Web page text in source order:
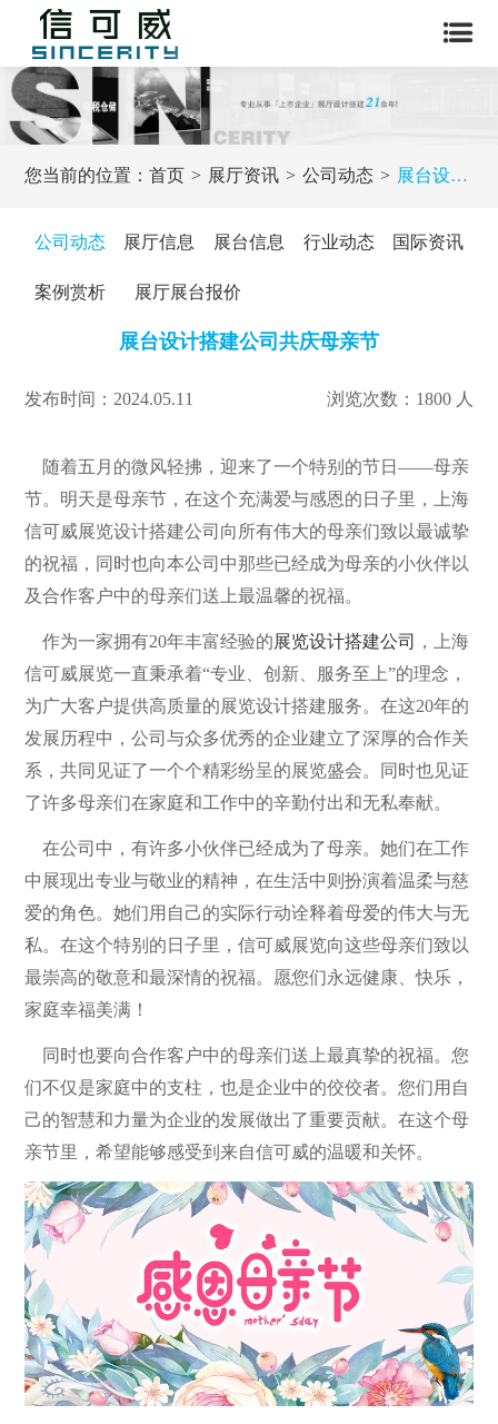
您当前的位置：首页 展厅资讯 公司动态 展台设计搭建公司共庆母亲节
公司动态 展厅信息 展台信息 行业动态 国际资讯
案例赏析 展厅展台报价
展台设计搭建公司共庆母亲节
发布时间：2024.05.11 浏览次数：1800 人
随着五月的微风轻拂，迎来了一个特别的节日——母亲
节。明天是母亲节，在这个充满爱与感恩的日子里，上海
信可威展览设计搭建公司向所有伟大的母亲们致以最诚挚
的祝福，同时也向本公司中那些已经成为母亲的小伙伴以
及合作客户中的母亲们送上最温馨的祝福。
作为一家拥有20年丰富经验的展览设计搭建公司
，上海
信可威展览一直秉承着“专业、创新、服务至上”的理念，
为广大客户提供高质量的展览设计搭建服务。在这20年的
发展历程中，公司与众多优秀的企业建立了深厚的合作关
系，共同见证了一个个精彩纷呈的展览盛会。同时也见证
了许多母亲们在家庭和工作中的辛勤付出和无私奉献。
在公司中，有许多小伙伴已经成为了母亲。她们在工作
中展现出专业与敬业的精神，在生活中则扮演着温柔与慈
爱的角色。她们用自己的实际行动诠释着母爱的伟大与无
私。在这个特别的日子里，信可威展览向这些母亲们致以
最崇高的敬意和最深情的祝福。愿您们永远健康、快乐，
家庭幸福美满！
同时也要向合作客户中的母亲们送上最真挚的祝福。您
们不仅是家庭中的支柱，也是企业中的佼佼者。您们用自
己的智慧和力量为企业的发展做出了重要贡献。在这个母
亲节里，希望能够感受到来自信可威的温暖和关怀。